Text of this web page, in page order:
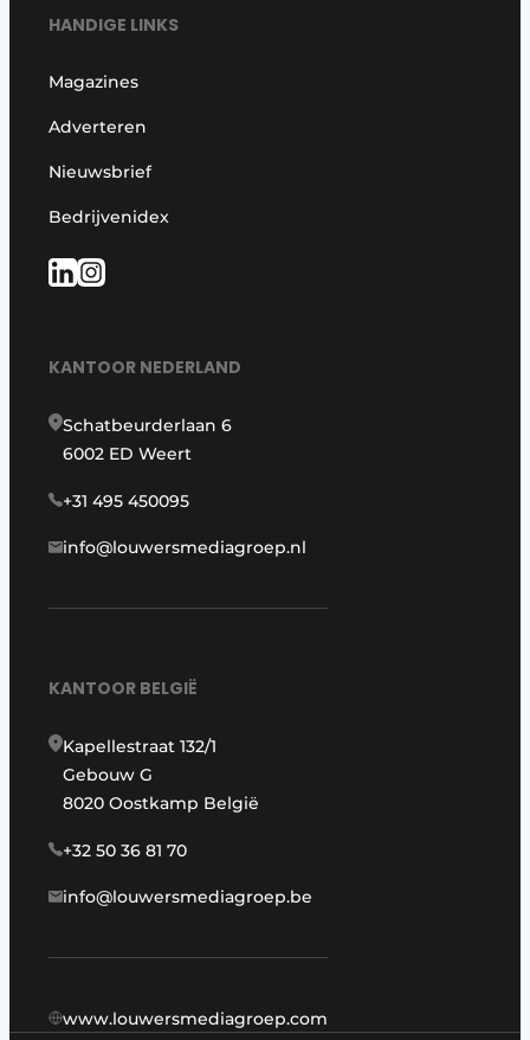
HANDIGE LINKS
Magazines
Adverteren
Nieuwsbrief
Bedrijvenidex
KANTOOR NEDERLAND
Schatbeurderlaan 6
6002 ED Weert
+31 495 450095
info@louwersmediagroep.nl
KANTOOR BELGIË
Kapellestraat 132/1
Gebouw G
8020 Oostkamp België
+32 50 36 81 70
info@louwersmediagroep.be
www.louwersmediagroep.com